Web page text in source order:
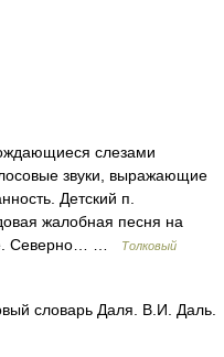
слезами
звуки, выражающие
Детский п.
жалобная песня на
Северно… …
Толковый
словарь Даля. В.И. Даль.